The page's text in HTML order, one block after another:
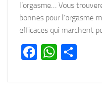
l’orgasme… Vous
bonnes pour l’orgasme
efficaces qui marchent
Facebook